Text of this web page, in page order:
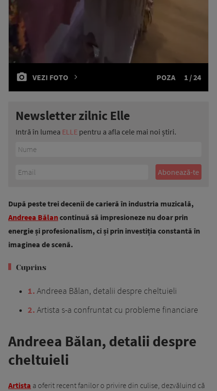
VEZI FOTO POZA 1 / 24
Newsletter zilnic Elle
Intră în lumea ELLE pentru a afla cele mai noi știri.
După peste trei decenii de carieră în industria muzicală,
Andreea Bălancontinuă să impresioneze nu doar prin
energie și profesionalism, ci și prin investiția constantă în
imaginea de scenă.
Cuprins
1 Andreea Bălan, detalii despre cheltuieli
2 Artista s-a confruntat cu probleme financiare
Andreea Bălan, detalii despre
cheltuieli
Artista a oferit recent fanilor o privire din culise, dezvăluind că